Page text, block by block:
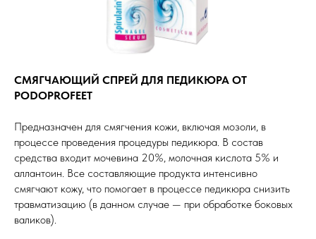
СМЯГЧАЮЩИЙ СПРЕЙ ДЛЯ ПЕДИКЮРА ОТ
PODOPROFEET
Предназначен для смягчения кожи, включая мозоли, в
процессе проведения процедуры педикюра. В состав
средства входит мочевина 20%, молочная кислота 5% и
аллантоин. Все составляющие продукта интенсивно
смягчают кожу, что помогает в процессе педикюра снизить
травматизацию (в данном случае — при обработке боковых
валиков).